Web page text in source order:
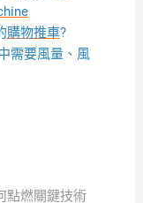
購物推車?
需要風量、風
點燃關鍵技術